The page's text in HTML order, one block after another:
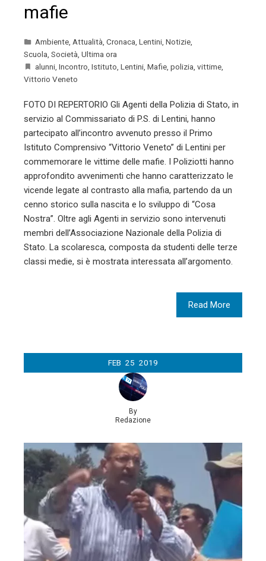
mafie
Ambiente Attualità Cronaca Lentini Notizie
Scuola Società Ultima ora
alunni Incontro Istituto Lentini Mafie polizia vittime
Vittorio Veneto
FOTO DI REPERTORIO Gli Agenti della Polizia di Stato, in
servizio al Commissariato di P.S. di Lentini, hanno
partecipato all’incontro avvenuto presso il Primo
Istituto Comprensivo “Vittorio Veneto” di Lentini per
commemorare le vittime delle mafie. I Poliziotti hanno
approfondito avvenimenti che hanno caratterizzato le
vicende legate al contrasto alla mafia, partendo da un
cenno storico sulla nascita e lo sviluppo di “Cosa
Nostra”. Oltre agli Agenti in servizio sono intervenuti
membri dell’Associazione Nazionale della Polizia di
Stato. La scolaresca, composta da studenti delle terze
classi medie, si è mostrata interessata all’argomento.
Read More
FEB 25 2019
By
Redazione